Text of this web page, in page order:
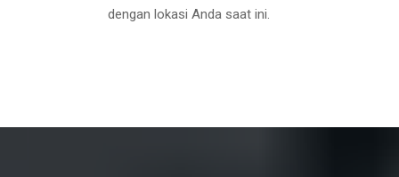
dengan lokasi Anda saat ini.